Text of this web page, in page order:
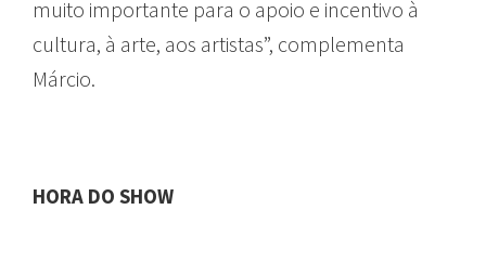
muito importante para o apoio e incentivo à
cultura, à arte, aos artistas”, complementa
Márcio.
HORA DO SHOW